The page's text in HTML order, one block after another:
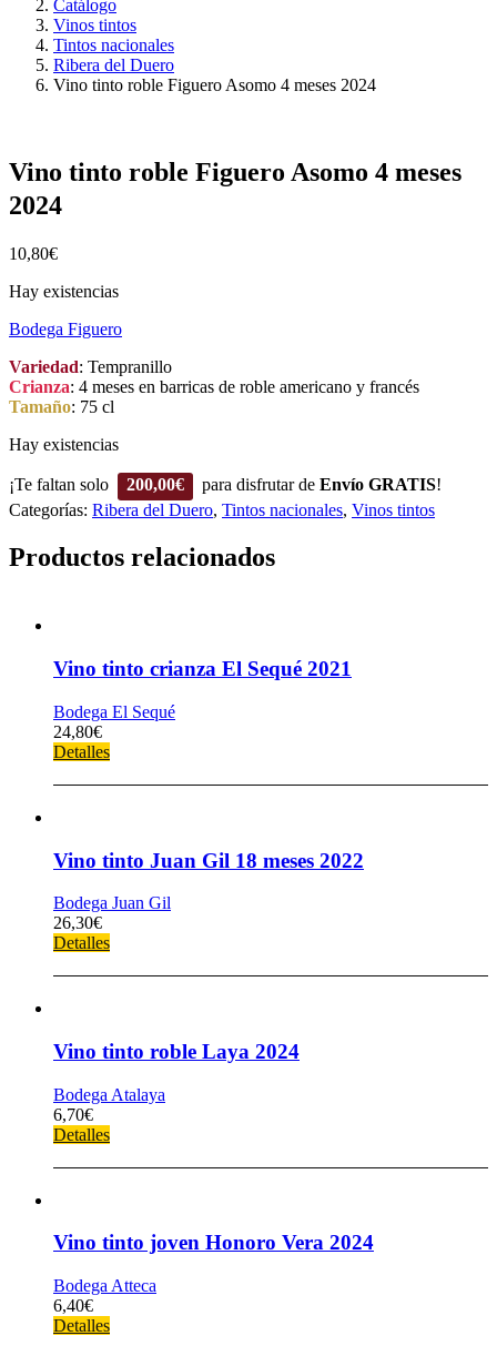
Catálogo
Vinos tintos
Tintos nacionales
Ribera del Duero
Vino tinto roble Figuero Asomo 4 meses 2024
Vino tinto roble Figuero Asomo 4 meses
2024
10,80€
Hay existencias
Bodega Figuero
Variedad: Tempranillo
Crianza: 4 meses en barricas de roble americano y francés
Tamaño: 75 cl
Hay existencias
¡Te faltan solo 200,00€ para disfrutar de Envío GRATIS!
Categorías: Ribera del Duero, Tintos nacionales, Vinos tintos
Productos relacionados
Vino tinto crianza El Sequé 2021
Bodega El Sequé
24,80€
Detalles
Vino tinto Juan Gil 18 meses 2022
Bodega Juan Gil
26,30€
Detalles
Vino tinto roble Laya 2024
Bodega Atalaya
6,70€
Detalles
Vino tinto joven Honoro Vera 2024
Bodega Atteca
6,40€
Detalles